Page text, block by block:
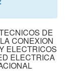
DE
CONEXION
ELECTRICOS
ELECTRICA